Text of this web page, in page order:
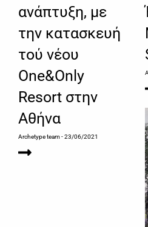
ανάπτυξη, με
την κατασκευή
τού νέου
One&Only
Resort στην
Αθήνα
Archetype team- 23/06/2021